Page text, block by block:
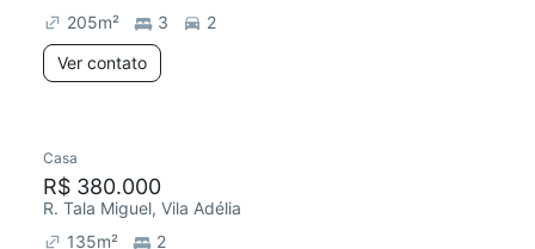
205m² 3
2
Ver contato
Casa
R$ 380.000
R. Tala Miguel, Vila Adélia
135m²
2